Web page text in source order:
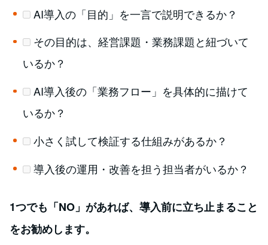
AI導入の「目的」を一言で説明できるか？
その目的は、経営課題・業務課題と紐づいて
いるか？
AI導入後の「業務フロー」を具体的に描けて
いるか？
小さく試して検証する仕組みがあるか？
導入後の運用・改善を担う担当者がいるか？
1つでも「NO」があれば、導入前に立ち止まること
をお勧めします。